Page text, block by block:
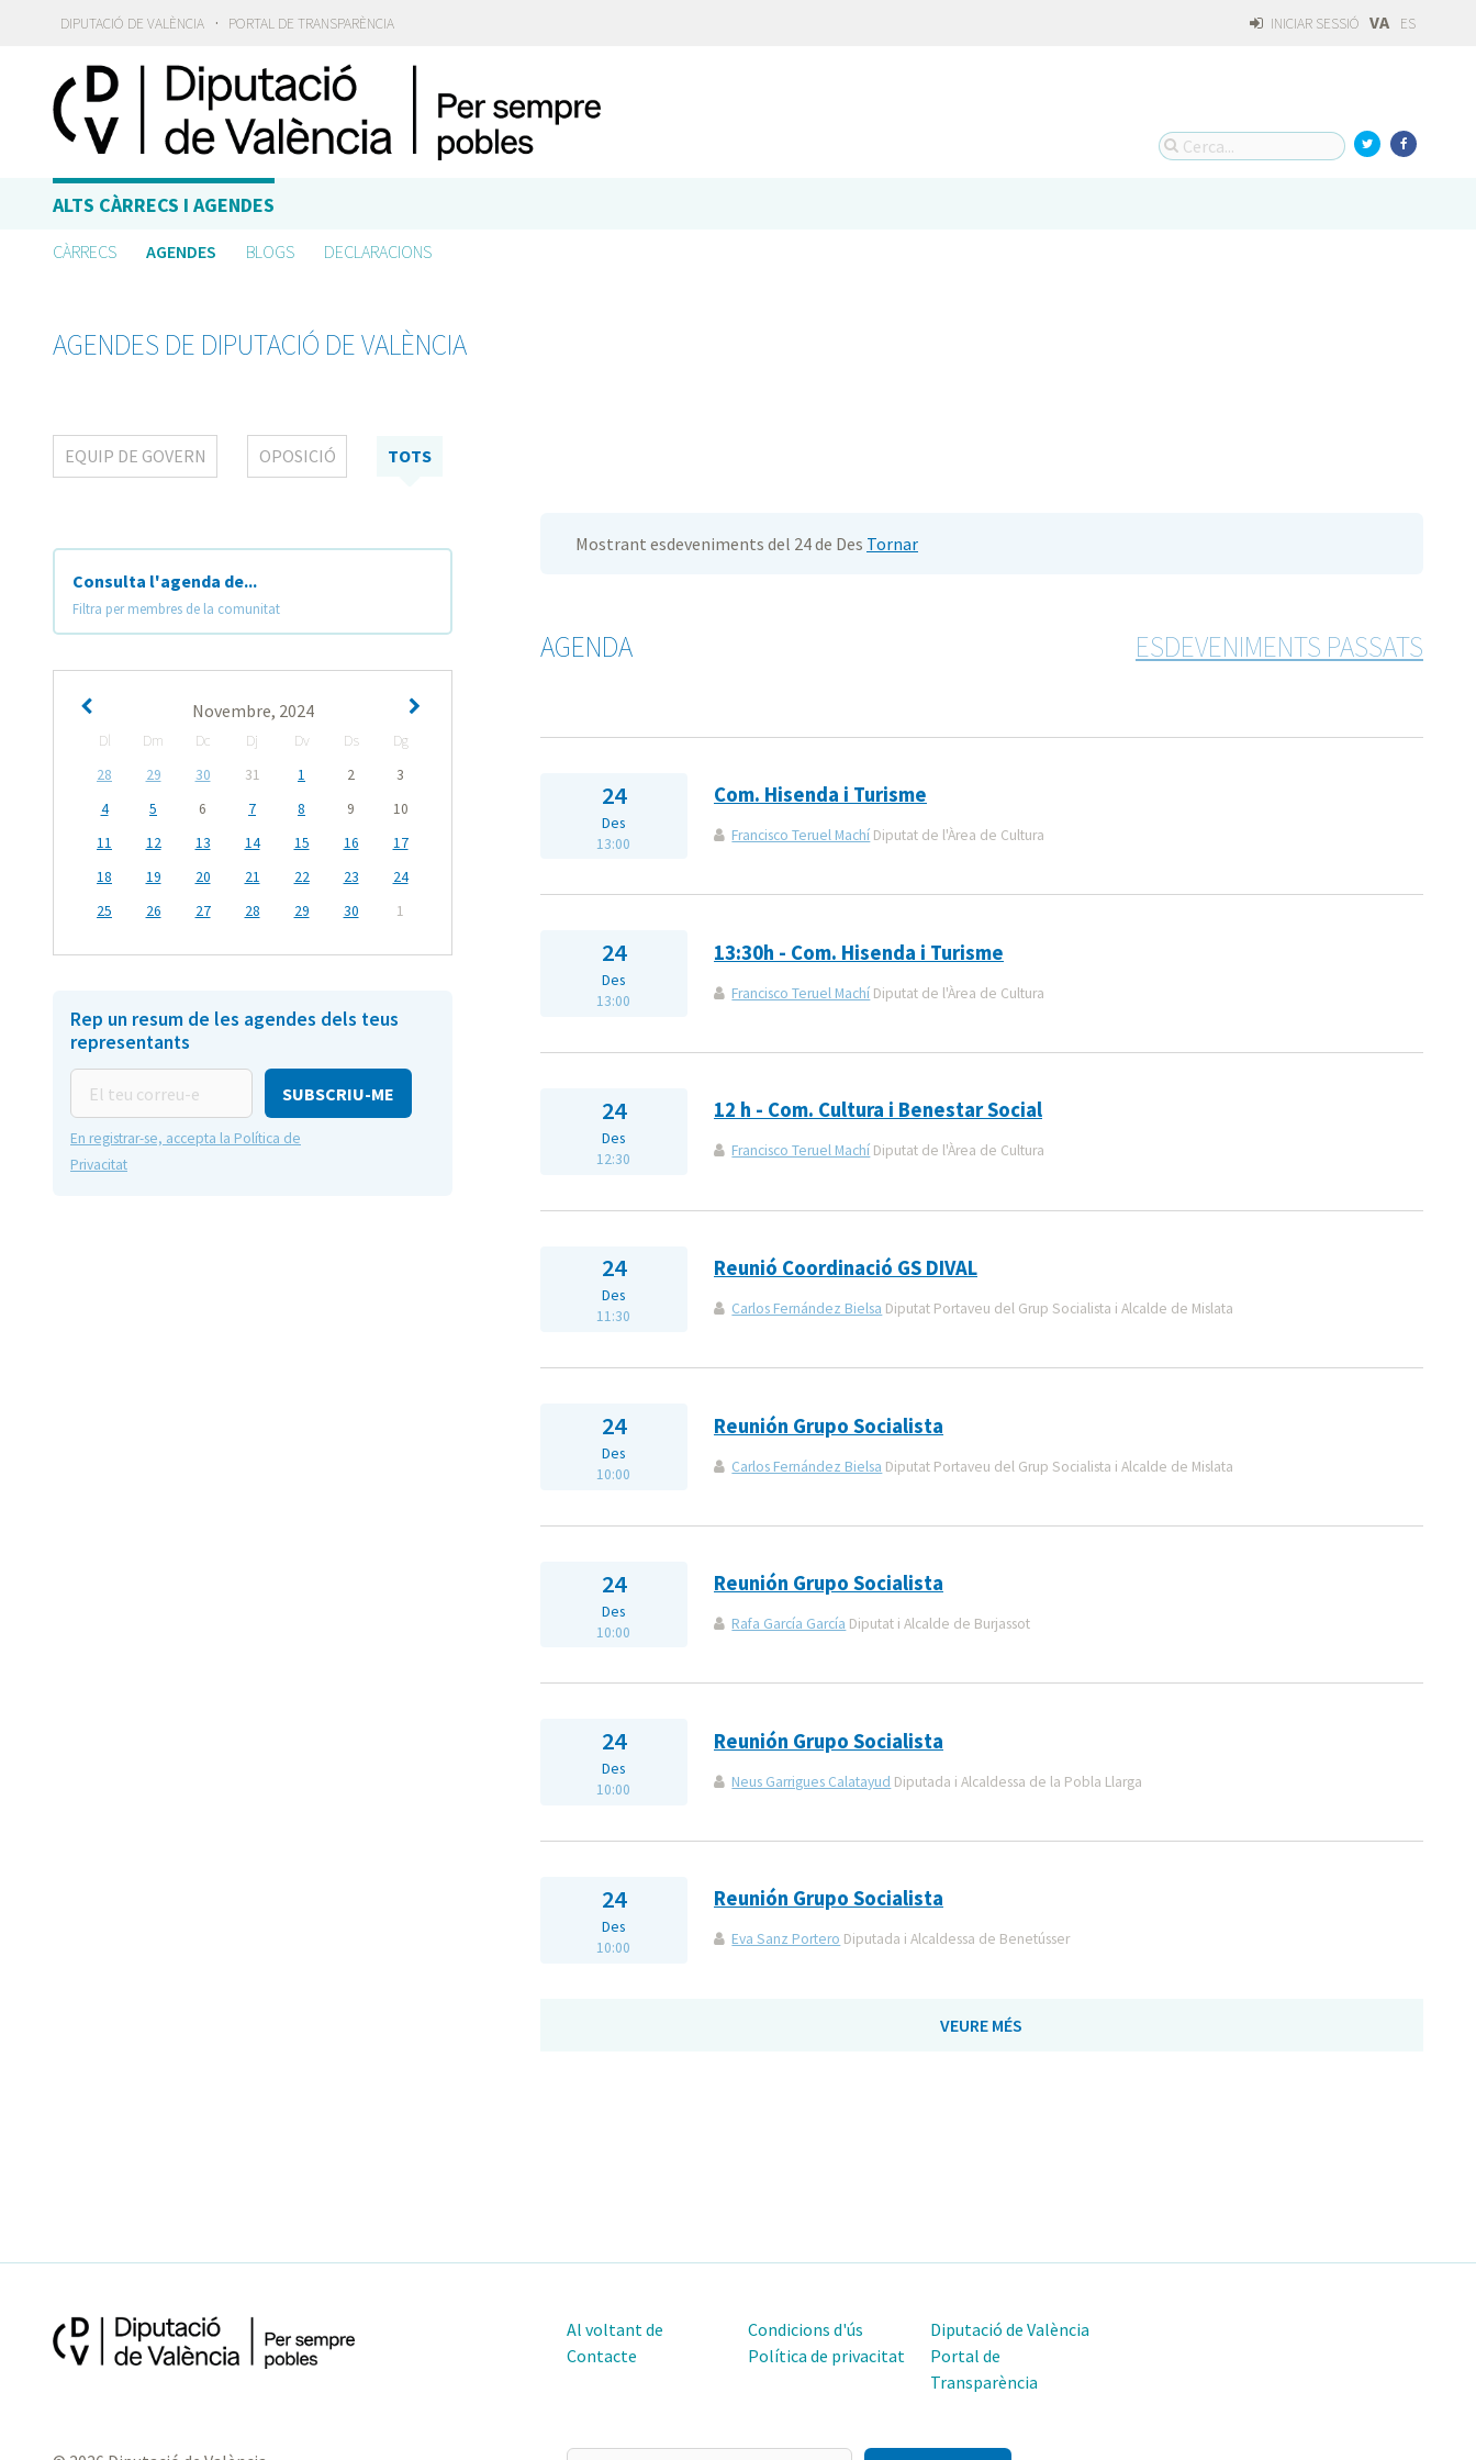
DIPUTACIÓ DE VALÈNCIA · PORTAL DE TRANSPARÈNCIA INICIAR SESSIÓ VA ES
ALTS CÀRRECS I AGENDES
CÀRRECS AGENDES BLOGS DECLARACIONS
AGENDES DE DIPUTACIÓ DE VALÈNCIA
EQUIP DE GOVERN OPOSICIÓ TOTS
Consulta l'agenda de...
Filtra per membres de la comunitat
Novembre, 2024
Dl Dm Dc Dj Dv Ds
Dg
28
29 30 31 1 2
3
4
5 6 7 8 9
10
11
12 13 14 15 16
17
18
19 20 21 22 23
24
25
26 27 28 29 30 1
Rep un resum de les agendes dels teus
representants
teu
correu-
e
En registrar-se, accepta la Política de
Privacitat
Mostrant esdeveniments del 24 de Des Tornar
AGENDA ESDEVENIMENTS PASSATS
24
Des
13:00
Com. Hisenda i Turisme
Francisco Teruel Machí Diputat de l'Àrea de Cultura
24
Des
13:00
13:30h - Com. Hisenda i Turisme
Francisco Teruel Machí Diputat de l'Àrea de Cultura
24
Des
12:30
12 h - Com. Cultura i Benestar Social
Francisco Teruel Machí Diputat de l'Àrea de Cultura
24
Des
11:30
Reunió Coordinació GS DIVAL
Carlos Fernández Bielsa Diputat Portaveu del Grup Socialista i Alcalde de Mislata
24
Des
10:00
Reunión Grupo Socialista
Carlos Fernández Bielsa Diputat Portaveu del Grup Socialista i Alcalde de Mislata
24
Des
10:00
Reunión Grupo Socialista
Rafa García García Diputat i Alcalde de Burjassot
24
Des
10:00
Reunión Grupo Socialista
Neus Garrigues Calatayud Diputada i Alcaldessa de la Pobla Llarga
24
Des
10:00
Reunión Grupo Socialista
Eva Sanz Portero Diputada i Alcaldessa de Benetússer
VEURE MÉS
Al voltant de
Contacte
Condicions d'ús
Política de privacitat
Diputació de València
Portal de
Transparència